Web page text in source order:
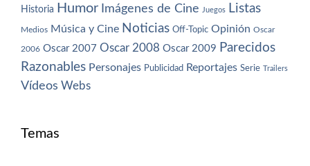
Historia Humor Imágenes de Cine Juegos Listas
Medios Música y Cine Noticias Off-Topic Opinión Oscar
2006 Oscar 2007 Oscar 2008 Oscar 2009 Parecidos
Razonables Personajes Publicidad Reportajes Serie Trailers
Vídeos Webs
Temas